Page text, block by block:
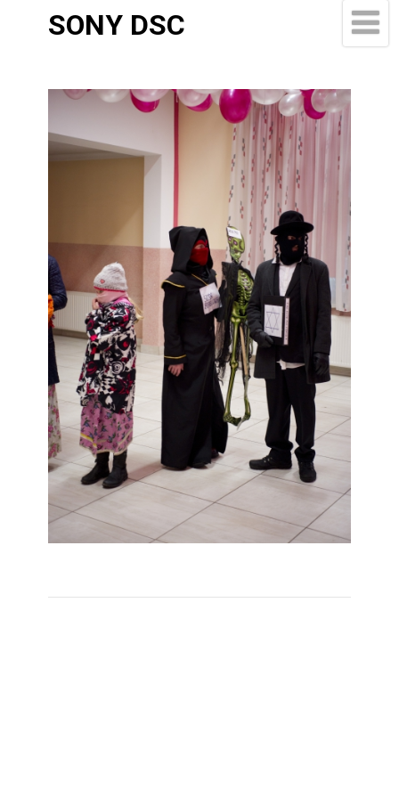
SONY DSC